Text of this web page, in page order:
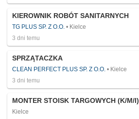
KIEROWNIK ROBÓT SANITARNYCH
TG PLUS SP. Z O.O.
Kielce
3 dni temu
SPRZĄTACZKA
CLEAN PERFECT PLUS SP. Z O.O.
Kielce
3 dni temu
MONTER STOISK TARGOWYCH (K/M/I)
Kielce